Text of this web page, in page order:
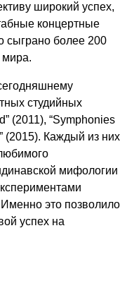
широкий успех,
концертные
сыграно более 200
мира.
студийных
” (2011), “Symphonies
” (2015). Каждый из них
мифологии
это позволило
успех на